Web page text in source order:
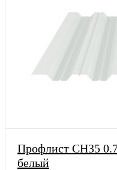
Профлист СН35
белый